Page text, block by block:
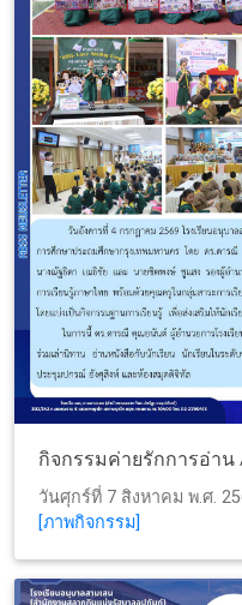
กิจกรรมค่ายรักการอ่าน
วันศุกร์ที่ 7 สิงหาคม พ.ศ.
[ภาพกิจกรรม]